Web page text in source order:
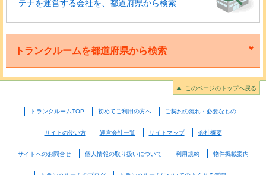
テナを運営する会社を、都道府県から検索
トランクルームを都道府県から検索
このページのトップへ戻る
トランクルームTOP 初めてご利用の方へ ご契約の流れ・必要なもの
サイトの使い方 運営会社一覧 サイトマップ 会社概要
サイトへのお問合せ 個人情報の取り扱いについて 利用規約 物件掲載案内